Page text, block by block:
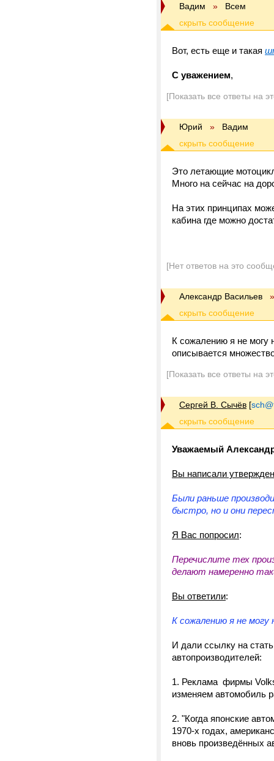
Вадим » Всем
Вот, есть еще и такая
С уважением,
[Показать все ответы на
Юрий » Вадим
Это летающие
Много на сейчас на
На этих принципах
кабина где можно
[Нет ответов на это
Александр Васильев »
К сожалению я не могу
описывается
[Показать все ответы на
Сергей В. Сычёв [
Уважаемый
Вы написали
Были раньше
быстро, но и они
Я Вас попросил:
Перечислите тех
делают намеренно
Вы ответили:
К сожалению я не могу
И дали ссылку на
автопроизводителей:
1. Реклама фирмы
изменяем автомобиль
2. "Когда японские
1970-х годах,
вновь произведённых